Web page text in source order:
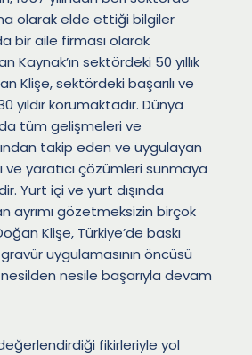
olarak elde ettiği bilgiler
bir aile firması olarak
Kaynak’ın sektördeki 50 yıllık
Klişe, sektördeki başarılı ve
yıldır korumaktadır. Dünya
tüm gelişmeleri ve
takip eden ve uygulayan
ve yaratıcı çözümleri sunmaya
Yurt içi ve yurt dışında
ayrımı gözetmeksizin birçok
Klişe, Türkiye’de baskı
uygulamasının öncüsü
nesile başarıyla devam
fikirleriyle yol